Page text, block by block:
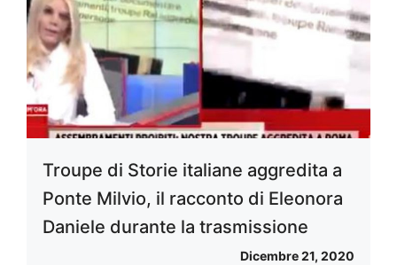
Troupe di Storie italiane aggredita a
Ponte Milvio, il racconto di Eleonora
Daniele durante la trasmissione
Dicembre 21, 2020